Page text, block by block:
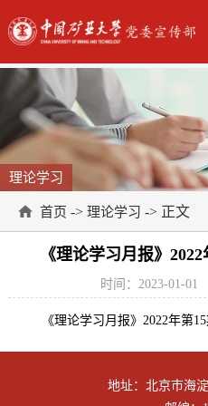
理论学习
首页 -> 理论学习 -> 正文
《理论学习月报》
时间：2023-01-01
《理论学习月报》2022年第
地址：北京市海